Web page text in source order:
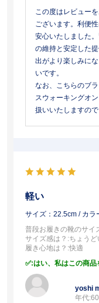
この度はレビュー
ございます。利便
安心いたしました
の維持と安定した
出がより楽しみに
いです。
なお、こちらのブ
スウォーキングオ
扱いいたしますので
軽い
サイズ：22.5cm / カラ
普段お履きの靴のサイ
サイズ感は？ :ちょうど
履き心地は？ :快適
:はい、私はこの商品
yoshi
年代: